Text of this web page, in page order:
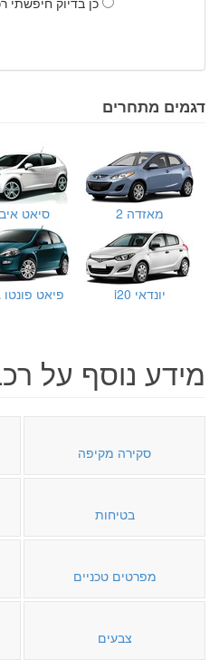
דגמים מתחרים
מאזדה 2 סיאט
יונדאי i20 פיאט פונטו
מידע נוסף על
סקירה מקיפה
בטיחות
מפרטים טכניים
צבעים